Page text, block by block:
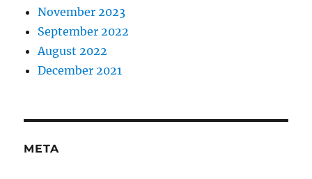
November 2023
September 2022
August 2022
December 2021
META